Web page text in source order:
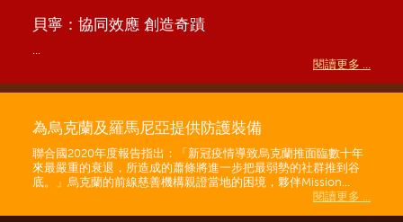
貝寧：協同效應 創造奇蹟
閱讀更多 ...
為烏克蘭及羅馬尼亞提供防護裝備
聯合國2020年度報告指出：「新冠疫情導致烏克蘭推面臨數十年
來最嚴重的衰退，所造成的蕭條將進一步把最弱勢的社群推到谷
底。」烏克蘭的前線慈善機構親證當地的困境，夥伴Mission...
閱讀更多 ...